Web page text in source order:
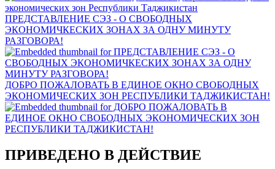
ПРЕДСТАВЛЕНИЕ СЭЗ - О СВОБОДНЫХ
ЭКОНОМИЧКЕСКИХ ЗОНАХ ЗА ОДНУ МИНУТУ
РАЗГОВОРА!
ДОБРО ПОЖАЛОВАТЬ В ЕДИНОЕ ОКНО СВОБОДНЫХ
ЭКОНОМИЧЕСКИХ ЗОН РЕСПУБЛИКИ ТАДЖИКИСТАН!
ПРИВЕДЕНО В ДЕЙСТВИЕ